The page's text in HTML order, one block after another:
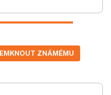
ZNÁMÉMU